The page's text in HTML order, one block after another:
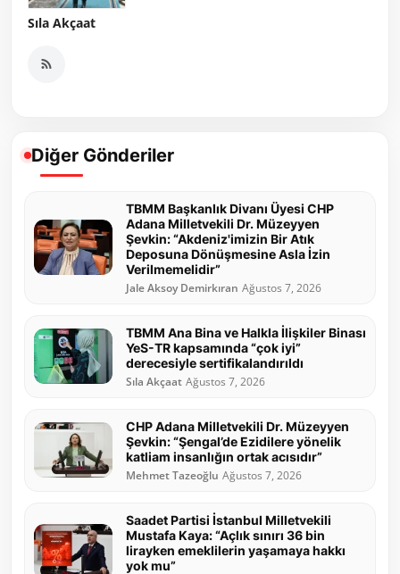
Sıla Akçaat
Diğer Gönderiler
TBMM Başkanlık Divanı Üyesi CHP
Adana Milletvekili Dr. Müzeyyen
Şevkin: “Akdeniz'imizin Bir Atık
Deposuna Dönüşmesine Asla İzin
Verilmemelidir”
Jale Aksoy Demirkıran Ağustos 7, 2026
TBMM Ana Bina ve Halkla İlişkiler Binası
YeS-TR kapsamında “çok iyi”
derecesiyle sertifikalandırıldı
Sıla Akçaat Ağustos 7, 2026
CHP Adana Milletvekili Dr. Müzeyyen
Şevkin: “Şengal’de Ezidilere yönelik
katliam insanlığın ortak acısıdır”
Mehmet Tazeoğlu Ağustos 7, 2026
Saadet Partisi İstanbul Milletvekili
Mustafa Kaya: “Açlık sınırı 36 bin
lirayken emeklilerin yaşamaya hakkı
yok mu”